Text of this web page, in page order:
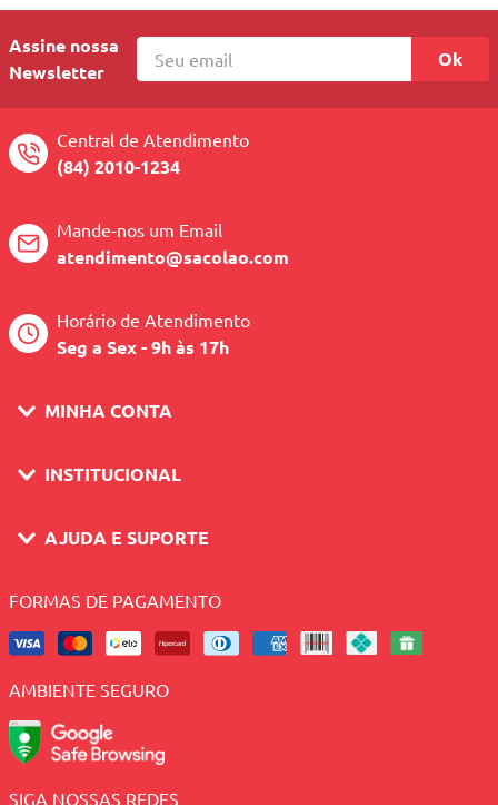
Assine nossa
Newsletter
Ok
Central de Atendimento
(84) 2010-1234
Mande-nos um Email
atendimento@sacolao.com
Horário de Atendimento
Seg a Sex - 9h às 17h
MINHA CONTA
INSTITUCIONAL
AJUDA E SUPORTE
FORMAS DE PAGAMENTO
AMBIENTE SEGURO
SIGA NOSSAS REDES